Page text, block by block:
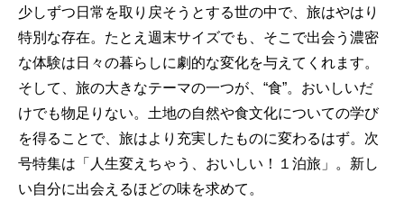
少しずつ日常を取り戻そうとする世の中で、旅はやはり
特別な存在。たとえ週末サイズでも、そこで出会う濃密
な体験は日々の暮らしに劇的な変化を与えてくれます。
そして、旅の大きなテーマの一つが、“食”。おいしいだ
けでも物足りない。土地の自然や食文化についての学び
を得ることで、旅はより充実したものに変わるはず。次
号特集は「人生変えちゃう、おいしい！１泊旅」。新し
い自分に出会えるほどの味を求めて。